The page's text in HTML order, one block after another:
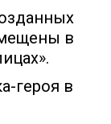
в
героя в